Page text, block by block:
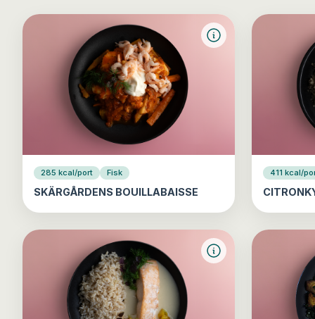
285 kcal/port Fisk
SKÄRGÅRDENS BOUILLABAISSE
411 kcal/